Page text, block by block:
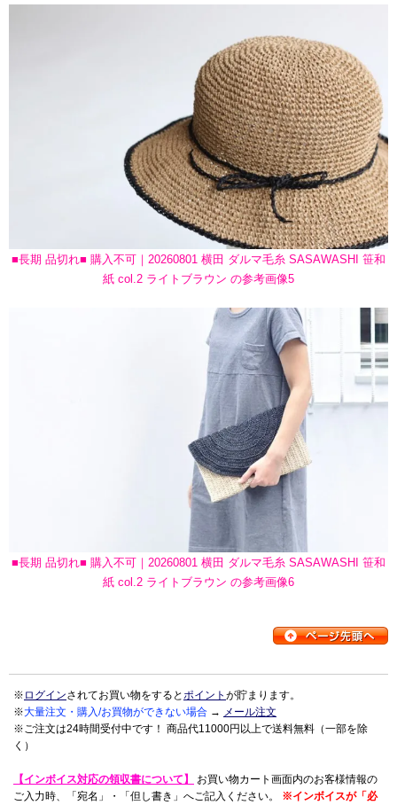
■長期 品切れ■ 購入不可｜20260801 横田 ダルマ毛糸 SASAWASHI 笹和
紙 col.2 ライトブラウン の参考画像5
■長期 品切れ■ 購入不可｜20260801 横田 ダルマ毛糸 SASAWASHI 笹和
紙 col.2 ライトブラウン の参考画像6
※ ログインされてお買い物をするとポイント が貯まります。
※大量注文・購入/お買物ができない場合 → メール注文
※ご注文は24時間受付中です！ 商品代11000円以上で送料無料（一部を除
く）
【インボイス対応の領収書について】
お買い物カート画面内のお客様情報の
ご入力時、「宛名」・「但し書き」へご記入ください。 ※インボイスが「必